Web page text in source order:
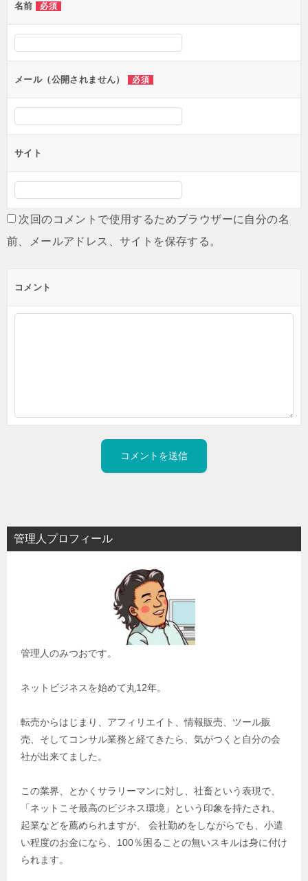
ー
シ
ン
名前 必須
メール（公開されません） 必須
サイト
次回のコメントで使用するためブラウザーに自分の名
前、メールアドレス、サイトを保存する。
コメント
管理人プロフィール
管理人のみつおです。
ネットビジネスを始めて丸12年。
転売からはじまり、アフィリエイト、情報販売、ツール販
売、そしてコンサル業務と経てきたら、気がつくと自分の会
社が出来てました。
この業界、とかくサラリーマンに対し、社畜という表現で、
「ネットこそ最高のビジネス環境」という印象を持たされ、
起業などを薦められますが、 会社勤めをしながらでも、小遣
い程度のお金になら、100％困ることの無いスキルは身に付け
られます。